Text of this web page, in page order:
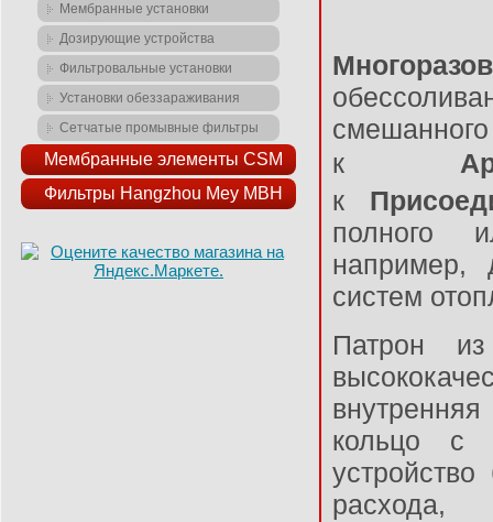
к
к
полного
например,
систем
Патрон
кольцо с
расхода,
Мембранные установки
Дозирующие устройства
Фильтровальные установки
Установки обеззараживания
Сетчатые промывные фильтры
Мембранные элементы CSM
Фильтры Hangzhou Mey MBH